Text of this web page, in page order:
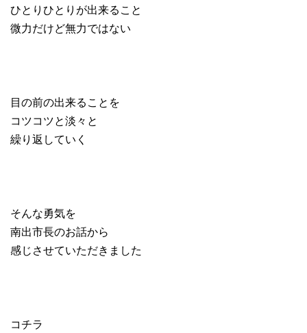
ひとりひとりが出来ること
微力だけど無力ではない
目の前の出来ることを
コツコツと淡々と
繰り返していく
そんな勇気を
南出市長のお話から
感じさせていただきました
コチラ